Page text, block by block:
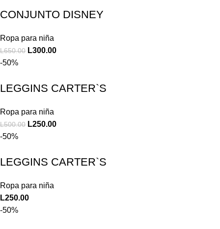
CONJUNTO DISNEY
Ropa para niña
L650.00 L300.00
-50%
LEGGINS CARTER`S
Ropa para niña
L500.00 L250.00
-50%
LEGGINS CARTER`S
Ropa para niña
L250.00
-50%